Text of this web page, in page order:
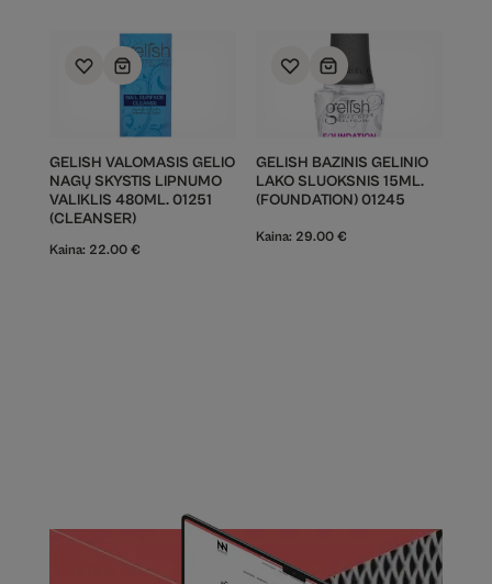
GELISH VALOMASIS GELIO
NAGŲ SKYSTIS LIPNUMO
VALIKLIS 480ML. 01251
(CLEANSER)
Kaina: 22.00 €
GELISH BAZINIS GELINIO
LAKO SLUOKSNIS 15ML.
(FOUNDATION) 01245
Kaina: 29.00 €